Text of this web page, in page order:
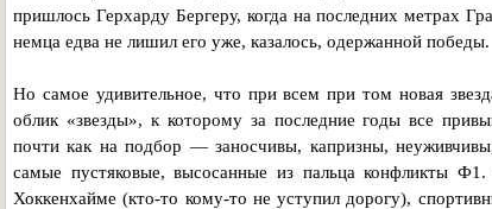
пришлось Герхарду Бергеру, когда на последних метрах
немца едва не лишил его уже, казалось, одержанной победы.
Но самое удивительное, что при всем при том новая
облик «звезды», к которому за последние годы все
почти как на подбор — заносчивы, капризны,
самые пустяковые, высосанные из пальца конфликты
Хоккенхайме (кто-то кому-то не уступил дорогу),